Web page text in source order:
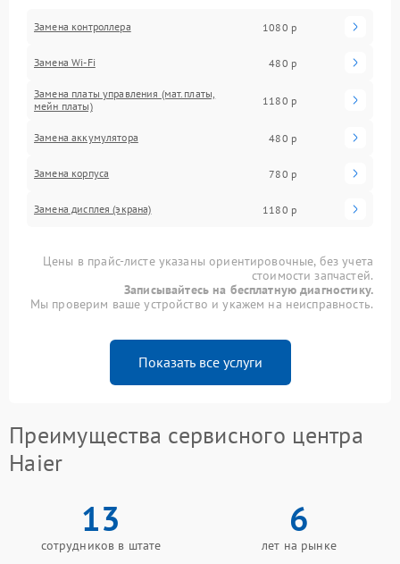
Замена контроллера 1080 р
Замена Wi-Fi 480 р
Замена платы управления (мат.платы,
мейн платы)
1180 р
Замена аккумулятора 480 р
Замена корпуса 780 р
Замена дисплея (экрана) 1180 р
Цены в прайс-листе указаны ориентировочные, без учета
стоимости запчастей.
Записывайтесь на бесплатную диагностику.
Мы проверим ваше устройство и укажем на неисправность.
Показать все услуги
Преимущества сервисного центра
Haier
13
сотрудников в штате
6
лет на рынке